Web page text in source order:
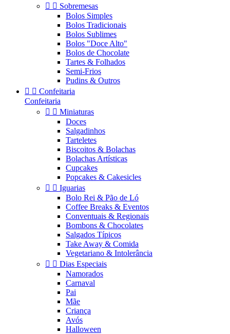
  Sobremesas
Bolos Simples
Bolos Tradicionais
Bolos Sublimes
Bolos "Doce Alto"
Bolos de Chocolate
Tartes & Folhados
Semi-Frios
Pudins & Outros
  Confeitaria
Confeitaria
  Miniaturas
Doces
Salgadinhos
Tarteletes
Biscoitos & Bolachas
Bolachas Artísticas
Cupcakes
Popcakes & Cakesicles
  Iguarias
Bolo Rei & Pão de Ló
Coffee Breaks & Eventos
Conventuais & Regionais
Bombons & Chocolates
Salgados Típicos
Take Away & Comida
Vegetariano & Intolerância
  Dias Especiais
Namorados
Carnaval
Pai
Mãe
Criança
Avós
Halloween